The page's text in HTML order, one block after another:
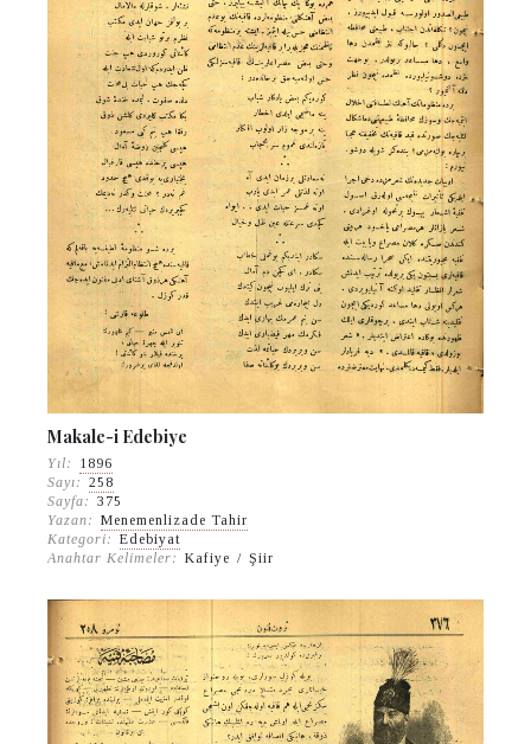
Makale-i Edebiye
Yıl:
1896
Sayı: 258
Sayfa: 375
Yazan: Menemenlizade Tahir
Kategori: Edebiyat
Anahtar Kelimeler: Kafiye / Şiir